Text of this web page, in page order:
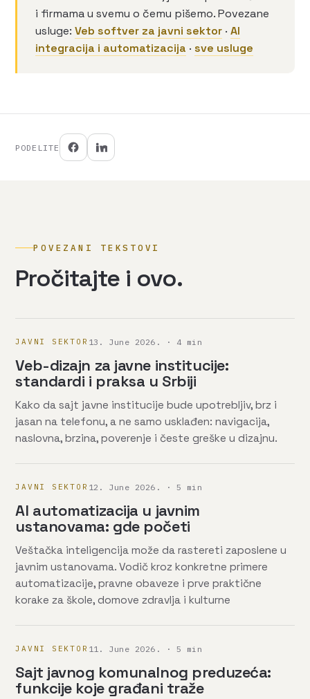
i firmama u svemu o čemu pišemo. Povezane
usluge:Veb softver za javni sektor ·AI
integracija i automatizacija ·sve usluge
PODELITE
POVEZANI TEKSTOVI
Pročitajte i ovo.
JAVNI SEKTOR 13. June 2026. · 4 min
Veb-dizajn za javne institucije:
standardi i praksa u Srbiji
Kako da sajt javne institucije bude upotrebljiv, brz i
jasan na telefonu, a ne samo usklađen: navigacija,
naslovna, brzina, poverenje i česte greške u dizajnu.
JAVNI SEKTOR 12. June 2026. · 5 min
AI automatizacija u javnim
ustanovama: gde početi
Veštačka inteligencija može da rastereti zaposlene u
javnim ustanovama. Vodič kroz konkretne primere
automatizacije, pravne obaveze i prve praktične
korake za škole, domove zdravlja i kulturne
JAVNI SEKTOR 11. June 2026. · 5 min
Sajt javnog komunalnog preduzeća:
funkcije koje građani traže